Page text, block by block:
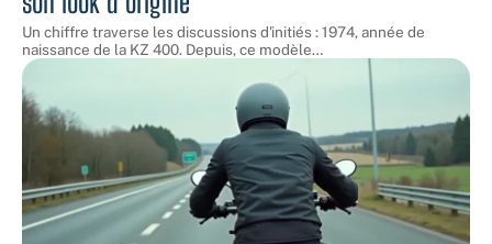
Un chiffre traverse les discussions d'initiés : 1974, année de
naissance de la KZ 400. Depuis, ce modèle…